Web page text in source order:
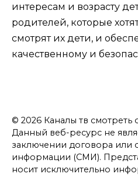
интересам и возрасту
родителей, которые
смотрят их дети, и
качественному и
© 2026 Каналы тв
Данный веб-ресурс не
заключении договора или
информации (СМИ).
носит исключительно